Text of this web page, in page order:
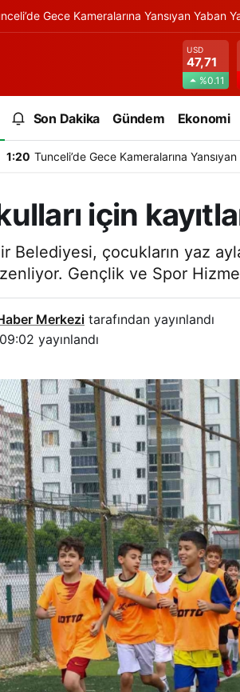
Gece Kameralarına Yansıyan Yaban
USD
47,71
%0.11
Son Dakika Gündem Ekonomi
1:20 Tunceli’de Gece Kameralarına
için
Belediyesi, çocukların yaz
Gençlik ve Spor
Merkezi tarafından yayınlandı
yayınlandı